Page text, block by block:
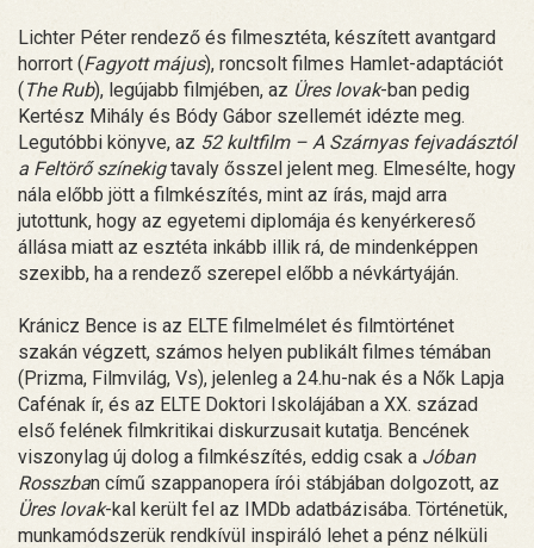
Lichter Péter rendező és filmesztéta, készített avantgard
horrort (Fagyott május), roncsolt filmes Hamlet-adaptációt
(The Rub), legújabb filmjében, az Üres lovak-ban pedig
Kertész Mihály és Bódy Gábor szellemét idézte meg.
Legutóbbi könyve, az 52 kultfilm – A Szárnyas fejvadásztól
a Feltörő színekigtavaly ősszel jelent meg. Elmesélte, hogy
nála előbb jött a filmkészítés, mint az írás, majd arra
jutottunk, hogy az egyetemi diplomája és kenyérkereső
állása miatt az esztéta inkább illik rá, de mindenképpen
szexibb, ha a rendező szerepel előbb a névkártyáján.
Kránicz Bence is az ELTE filmelmélet és filmtörténet
szakán végzett, számos helyen publikált filmes témában
(Prizma, Filmvilág, Vs), jelenleg a 24.hu-nak és a Nők Lapja
Cafénak ír, és az ELTE Doktori Iskolájában a XX. század
első felének filmkritikai diskurzusait kutatja. Bencének
viszonylag új dolog a filmkészítés, eddig csak a Jóban
Rosszban című szappanopera írói stábjában dolgozott, az
Üres lovak-kal került fel az IMDb adatbázisába. Történetük,
munkamódszerük rendkívül inspiráló lehet a pénz nélküli